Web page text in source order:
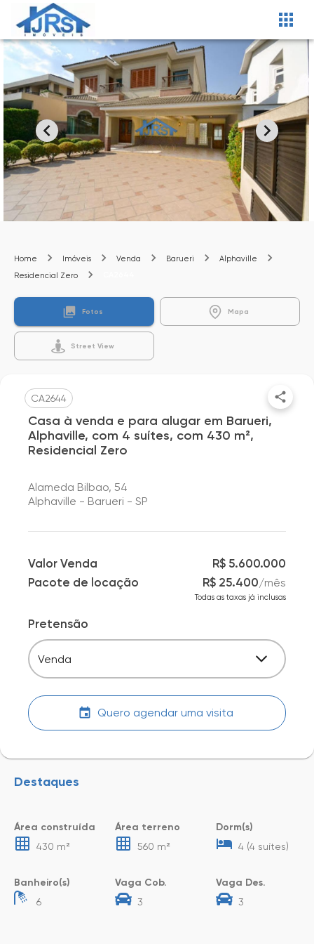
Home Imóveis Venda Barueri
Alphaville
Residencial Zero
Fotos Mapa
Street View
CA2644
Casa à venda e para alugar em Barueri,
Alphaville, com 4 suítes, com 430 m²,
Residencial Zero
Alameda Bilbao, 54
Alphaville - Barueri - SP
Valor Venda
R$ 5.600.000
Pacote de locação
R$ 25.400/mês
Todas as taxas já inclusas
Pretensão
Venda
Quero agendar uma visita
Destaques
Área construída
430 m²
Área terreno
560 m²
Dorm(s)
4 (4 suítes)
Banheiro(s)
6
Vaga Cob.
3
Vaga Des.
3